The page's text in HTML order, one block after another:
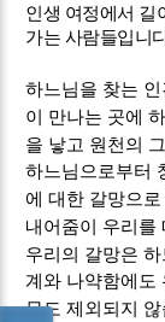
인생 여정에서 길
가는 사람들입니
하느님을 찾는
이 만나는 곳에
을 낳고 원천의
하느님으로부터
에 대한 갈망으
내어줌이 우리를
우리의 갈망은
계와 나약함에도
무도 제외되지